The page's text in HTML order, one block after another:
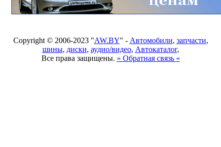
Copyright © 2006-2023 "AW.BY" - Автомобили, запчасти,
шины, диски, аудио/видео, Автокаталог,
Все права защищены. » Обратная связь «